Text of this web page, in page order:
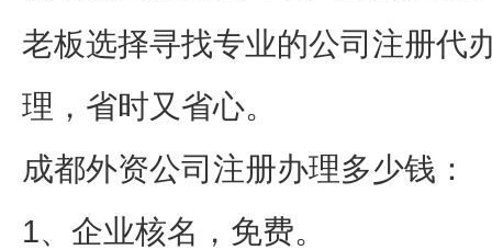
老板选择寻找专业的公司注册代
理，省时又省心。
成都外资公司注册办理多少钱：
1、企业核名，免费。